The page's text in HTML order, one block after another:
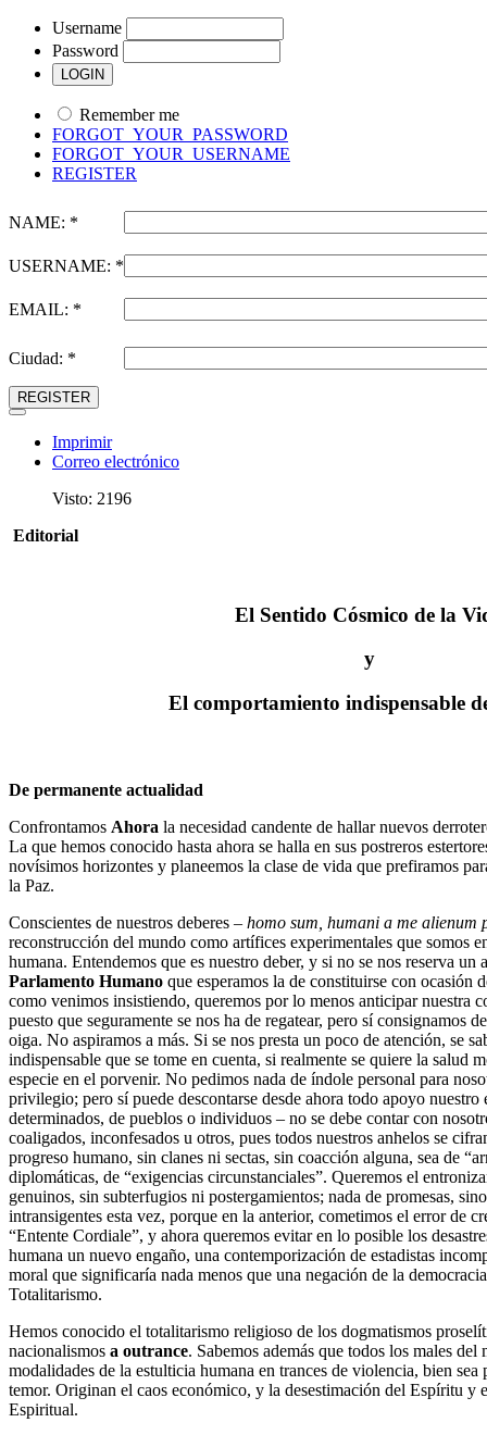
Username
Password
Remember me
FORGOT_YOUR_PASSWORD
FORGOT_YOUR_USERNAME
REGISTER
NAME: *
USERNAME: *
EMAIL: *
Ciudad: *
REGISTER
Imprimir
Correo electrónico
Visto: 2196
Editorial
El Sentido Cósmico de la
y
El comportamiento indispensable
De permanente actualidad
Confrontamos Ahora la necesidad candente de hallar nuevos
La que hemos conocido hasta ahora se halla en sus postreros
novísimos horizontes y planeemos la clase de vida que prefiramos
la Paz.
Conscientes de nuestros deberes – homo sum, humani a me alienum
reconstrucción del mundo como artífices experimentales que somos
humana. Entendemos que es nuestro deber, y si no se nos reserva un
Parlamento Humano que esperamos la de constituirse con ocasión
como venimos insistiendo, queremos por lo menos anticipar nuestra
puesto que seguramente se nos ha de regatear, pero sí consignamos
oiga. No aspiramos a más. Si se nos presta un poco de atención, se
indispensable que se tome en cuenta, si realmente se quiere la salud
especie en el porvenir. No pedimos nada de índole personal para
privilegio; pero sí puede descontarse desde ahora todo apoyo
determinados, de pueblos o individuos – no se debe contar con
coaligados, inconfesados u otros, pues todos nuestros anhelos se
progreso humano, sin clanes ni sectas, sin coacción alguna, sea de
diplomáticas, de “exigencias circunstanciales”. Queremos el
genuinos, sin subterfugios ni postergamientos; nada de promesas,
intransigentes esta vez, porque en la anterior, cometimos el error de
“Entente Cordiale”, y ahora queremos evitar en lo posible los
humana un nuevo engaño, una contemporización de estadistas
moral que significaría nada menos que una negación de la
Totalitarismo.
Hemos conocido el totalitarismo religioso de los dogmatismos
nacionalismos a outrance. Sabemos además que todos los males del
modalidades de la estulticia humana en trances de violencia, bien
temor. Originan el caos económico, y la desestimación del Espíritu y
Espiritual.